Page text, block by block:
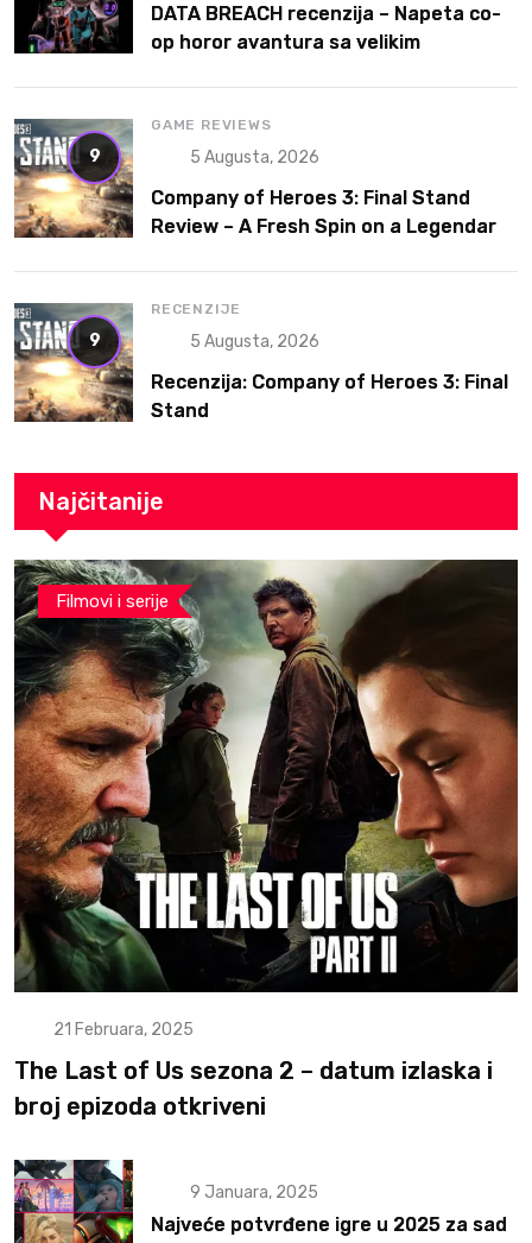
DATA BREACH recenzija – Napeta co-
op horor avantura sa velikim
9
GAME REVIEWS
5 Augusta, 2026
Company of Heroes 3: Final Stand
Review – A Fresh Spin on a Legendary
9
RECENZIJE
5 Augusta, 2026
Recenzija: Company of Heroes 3: Final
Stand
Najčitanije
Filmovi i serije
21 Februara, 2025
The Last of Us sezona 2 – datum izlaska i
broj epizoda otkriveni
9 Januara, 2025
Najveće potvrđene igre u 2025 za sad